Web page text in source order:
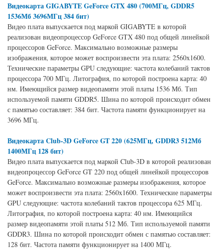
Видеокарта GIGABYTE GeForce GTX 480 (700МГц, GDDR5
1536Мб 3696МГц 384 бит)
Видео плата выпускается под маркой GIGABYTE в которой
реализован видеопроцессор GeForce GTX 480 под общей линейкой
процессоров GeForce. Максимально возможные размеры
изображения, которое может воспроизвести эта плата: 2560x1600.
Технические параметры GPU следующие: частота колебаний тактов
процессора 700 МГц. Литография, по которой построена карта: 40
нм. Имеющийся размер видеопамяти этой платы 1536 Мб. Тип
используемой памяти GDDR5. Шина по которой происходит обмен
с памятью составляет: 384 бит. Частота памяти функционирует на
3696 МГц.
Видеокарта Club-3D GeForce GT 220 (625МГц, GDDR3 512Мб
1400МГц 128 бит)
Видео плата выпускается под маркой Club-3D в которой реализован
видеопроцессор GeForce GT 220 под общей линейкой процессоров
GeForce. Максимально возможные размеры изображения, которое
может воспроизвести эта плата: 2560x1600. Технические параметры
GPU следующие: частота колебаний тактов процессора 625 МГц.
Литография, по которой построена карта: 40 нм. Имеющийся
размер видеопамяти этой платы 512 Мб. Тип используемой памяти
GDDR3. Шина по которой происходит обмен с памятью составляет:
128 бит. Частота памяти функционирует на 1400 МГц.